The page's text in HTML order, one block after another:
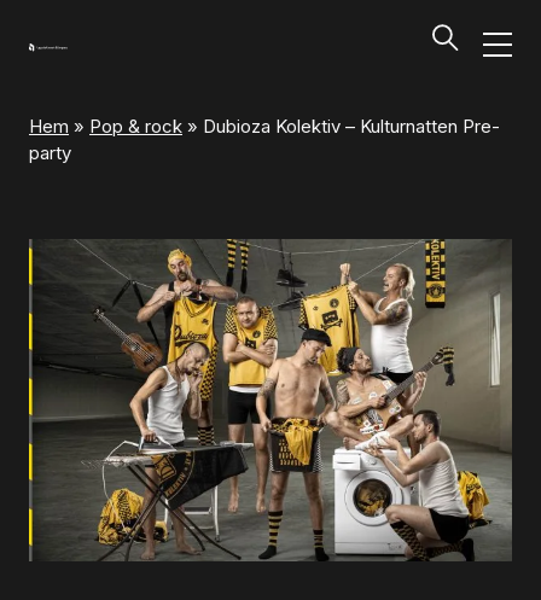
Program och biljetter
Program och biljetter
Kalendarium
Aktuella biljettsläpp
Presentkort på UKK
Hem » Pop & rock » Dubioza Kolektiv – Kulturnatten Pre-
party